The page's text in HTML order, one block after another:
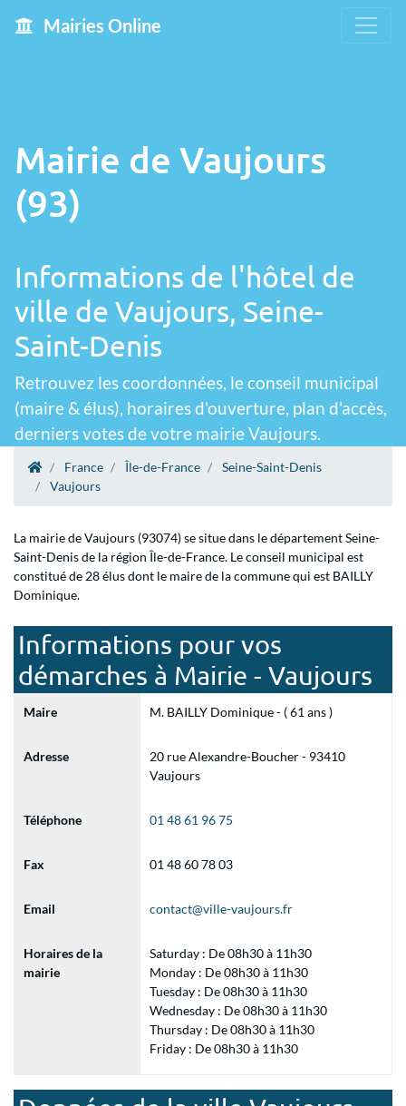
Mairies Online
Mairie de Vaujours
(93)
Informations de l'hôtel de
ville de Vaujours, Seine-
Saint-Denis
Retrouvez les coordonnées, le conseil municipal
(maire & élus), horaires d'ouverture, plan d'accès,
derniers votes de votre mairie Vaujours.
France Île-de-France
Seine-Saint-Denis
Vaujours
La mairie de Vaujours (93074) se situe dans le département Seine-
Saint-Denis de la région Île-de-France. Le conseil municipal est
constitué de 28 élus dont le maire de la commune qui est BAILLY
Dominique.
Informations pour vos
démarches à Mairie - Vaujours
Maire M. BAILLY Dominique - ( 61 ans )
Adresse
20 rue Alexandre-Boucher - 93410
Vaujours
Téléphone 01 48 61 96 75
Fax 01 48 60 78 03
Email contact@ville-vaujours.fr
Horaires de la
mairie
Saturday : De 08h30 à 11h30
Monday : De 08h30 à 11h30
Tuesday : De 08h30 à 11h30
Wednesday : De 08h30 à 11h30
Thursday : De 08h30 à 11h30
Friday : De 08h30 à 11h30